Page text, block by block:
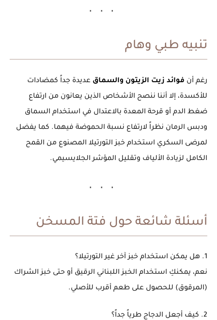
تنبيه طبي وهام
رغم أن فوائد زيت الزيتون والسماق عديدة جداً كمضادات
للأكسدة، إلا أننا ننصح الأشخاص الذين يعانون من ارتفاع
ضغط الدم أو قرحة المعدة بالاعتدال في استخدام السماق
ودبس الرمان نظراً لارتفاع نسبة الحموضة فيهما. كما يفضل
لمرضى السكري استخدام خبز التورتيلا المصنوع من القمح
الكامل لزيادة الألياف وتقليل المؤشر الجلايسيمي.
أسئلة شائعة حول فتة المسخن
1. هل يمكن استخدام خبز آخر غير التورتيلا؟
نعم، يمكنكِ استخدام الخبز اللبناني الرقيق أو حتى خبز الشراك
(المرقوق) للحصول على طعم أقرب للأصلي.
2. كيف أجعل الدجاج طرياً جداً؟